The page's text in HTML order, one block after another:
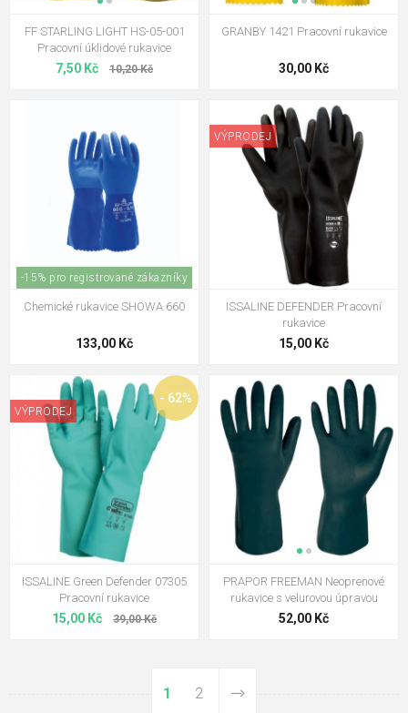
FF STARLING LIGHT HS-05-001
Pracovní úklidové rukavice
7,50 Kč 10,20 Kč
GRANBY 1421 Pracovní rukavice
30,00 Kč
-15% pro registrované zákazníky
Chemické rukavice SHOWA 660
133,00 Kč
VÝPRODEJ
ISSALINE DEFENDER Pracovní
rukavice
15,00 Kč
- 62%
VÝPRODEJ
ISSALINE Green Defender 07305
Pracovní rukavice
15,00 Kč 39,00 Kč
PRAPOR FREEMAN Neoprenové
rukavice s velurovou úpravou
52,00 Kč
1 2